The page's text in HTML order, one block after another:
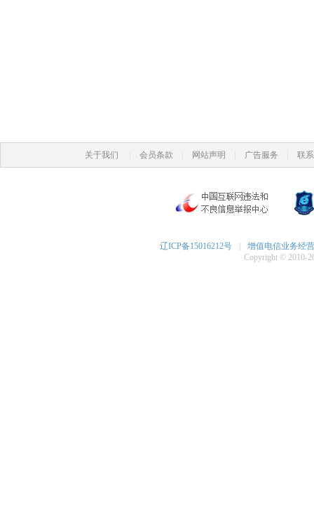
关于我们 会员条款 网站声明 广告服务 联
辽ICP备15016212号
增值电信业务经
Copyright © 2010-